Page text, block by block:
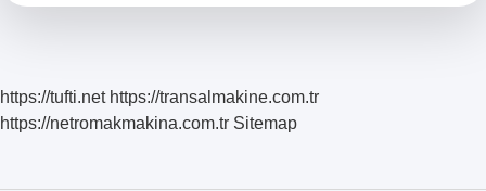
https://tufti.net https://transalmakine.com.tr
https://netromakmakina.com.tr Sitemap